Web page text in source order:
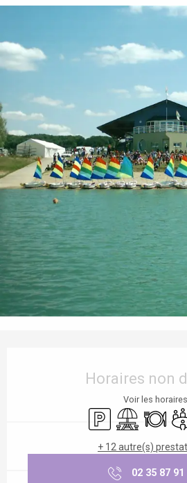
Horaires non
Voir les horaires
ParkingAire de pique
+ 12 autre(s)
02 35 87 91